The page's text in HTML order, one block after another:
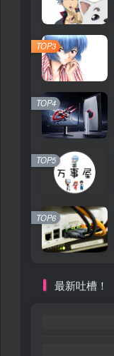
TOP3
TOP4
TOP5
TOP6
最新吐槽！